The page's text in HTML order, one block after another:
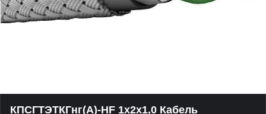
КПСГТЭТКГнг(А)-HF 1х2х1,0 Кабель